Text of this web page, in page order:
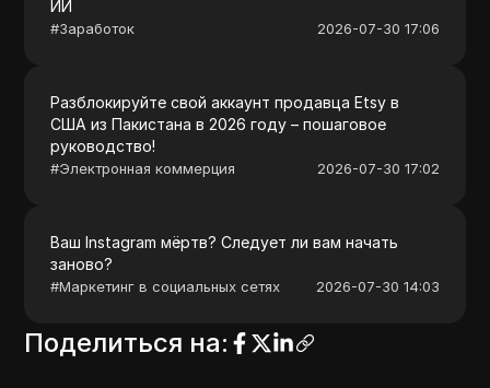
ИИ
#Заработок 2026-07-30 17:06
Разблокируйте свой аккаунт продавца Etsy в
США из Пакистана в 2026 году – пошаговое
руководство!
#Электронная коммерция 2026-07-30 17:02
Ваш Instagram мёртв? Следует ли вам начать
заново?
#Маркетинг в социальных сетях 2026-07-30 14:03
Поделиться на: